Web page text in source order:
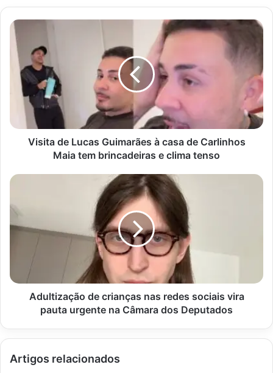
Visita
de
Lucas
Guimarães
casa
Carlinhos
Maia
brincadeiras
clima
Visita de Lucas Guimarães à casa de Carlinhos
Maia tem brincadeiras e clima tenso
Adultização
crianças
redes
urgente
Adultização de crianças nas redes sociais vira
pauta urgente na Câmara dos Deputados
Artigos relacionados